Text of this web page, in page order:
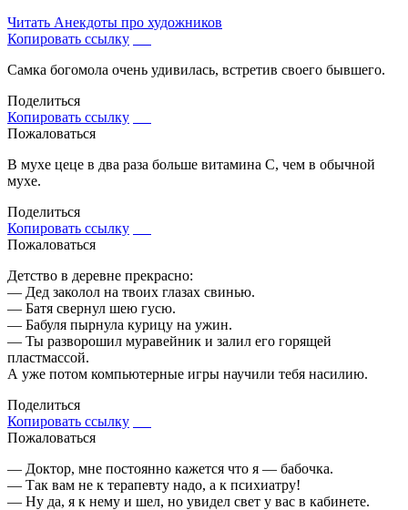
Читать Анекдоты про художников
Копировать ссылку
Самка богомола очень удивилась, встретив своего бывшего.
Поделиться
Копировать ссылку
Пожаловаться
В мухе цеце в два раза больше витамина С, чем в обычной
мухе.
Поделиться
Копировать ссылку
Пожаловаться
Детство в деревне прекрасно:
— Дед заколол на твоих глазах свинью.
— Батя свернул шею гусю.
— Бабуля пырнула курицу на ужин.
— Ты разворошил муравейник и залил его горящей
пластмассой.
А уже потом компьютерные игры научили тебя насилию.
Поделиться
Копировать ссылку
Пожаловаться
— Доктор, мне постоянно кажется что я — бабочка.
— Так вам не к терапевту надо, а к психиатру!
— Ну да, я к нему и шел, но увидел свет у вас в кабинете.